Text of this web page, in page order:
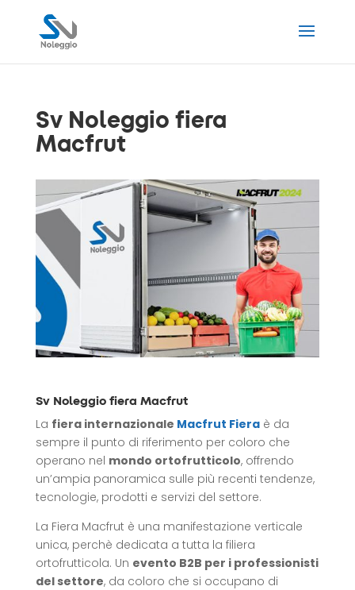
Sv Noleggio fiera
Macfrut
Sv Noleggio fiera Macfrut
La fiera internazionale Macfrut Fieraè da
sempre il punto di riferimento per coloro che
operano nel mondo ortofrutticolo, offrendo
un’ampia panoramica sulle più recenti tendenze,
tecnologie, prodotti e servizi del settore.
La Fiera Macfrut è una manifestazione verticale
unica, perchè dedicata a tutta la filiera
ortofrutticola. Un evento B2B per i professionisti
del settore, da coloro che si occupano di